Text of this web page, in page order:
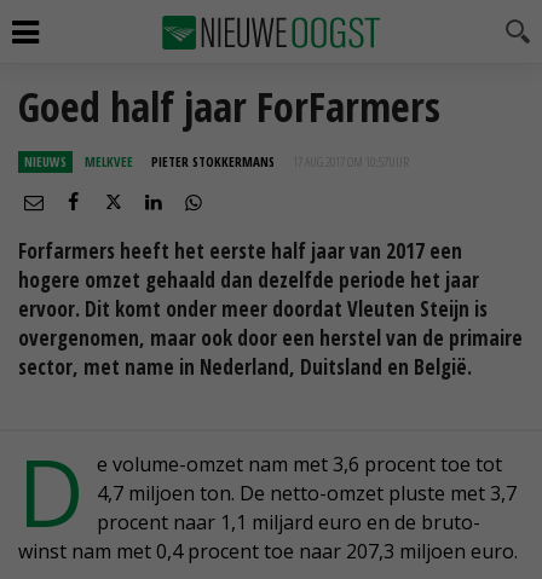
Goed half jaar ForFarmers
NIEUWS MELKVEE PIETER STOKKERMANS 17 AUG 2017 OM 10:57
Forfarmers heeft het eerste half jaar van 2017 een
hogere omzet gehaald dan dezelfde periode het jaar
ervoor. Dit komt onder meer doordat Vleuten Steijn is
overgenomen, maar ook door een herstel van de primaire
sector, met name in Nederland, Duitsland en België.
D
e volume-omzet nam met 3,6 procent toe tot
4,7 miljoen ton. De netto-omzet pluste met 3,7
procent naar 1,1 miljard euro en de bruto-
winst nam met 0,4 procent toe naar 207,3 miljoen euro.